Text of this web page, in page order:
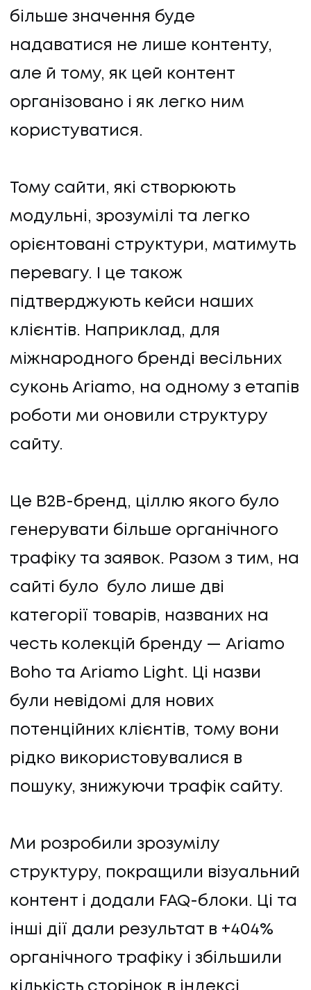
більше значення буде
надаватися не лише контенту,
але й тому, як цей контент
організовано і як легко ним
користуватися.
Тому сайти, які створюють
модульні, зрозумілі та легко
орієнтовані структури, матимуть
перевагу. І це також
підтверджують кейси наших
клієнтів. Наприклад, для
міжнародного бренді весільних
суконь Ariamo, на одному з етапів
роботи ми оновили структуру
сайту.
Це B2B-бренд, ціллю якого було
генерувати більше органічного
трафіку та заявок. Разом з тим, на
сайті було було лише дві
категорії товарів, названих на
честь колекцій бренду — Ariamo
Boho та Ariamo Light. Ці назви
були невідомі для нових
потенційних клієнтів, тому вони
рідко використовувалися в
пошуку, знижуючи трафік сайту.
Ми розробили зрозумілу
структуру, покращили візуальний
контент і додали FAQ-блоки. Ці та
інші дії дали результат в +404%
органічного трафіку і збільшили
Політика конфіденційності
НАПИСАТИ НАМ
UA EN
UA EN